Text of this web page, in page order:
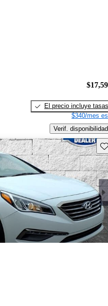
El precio incluye tasas
$340/mes
Verif. disponibilidad